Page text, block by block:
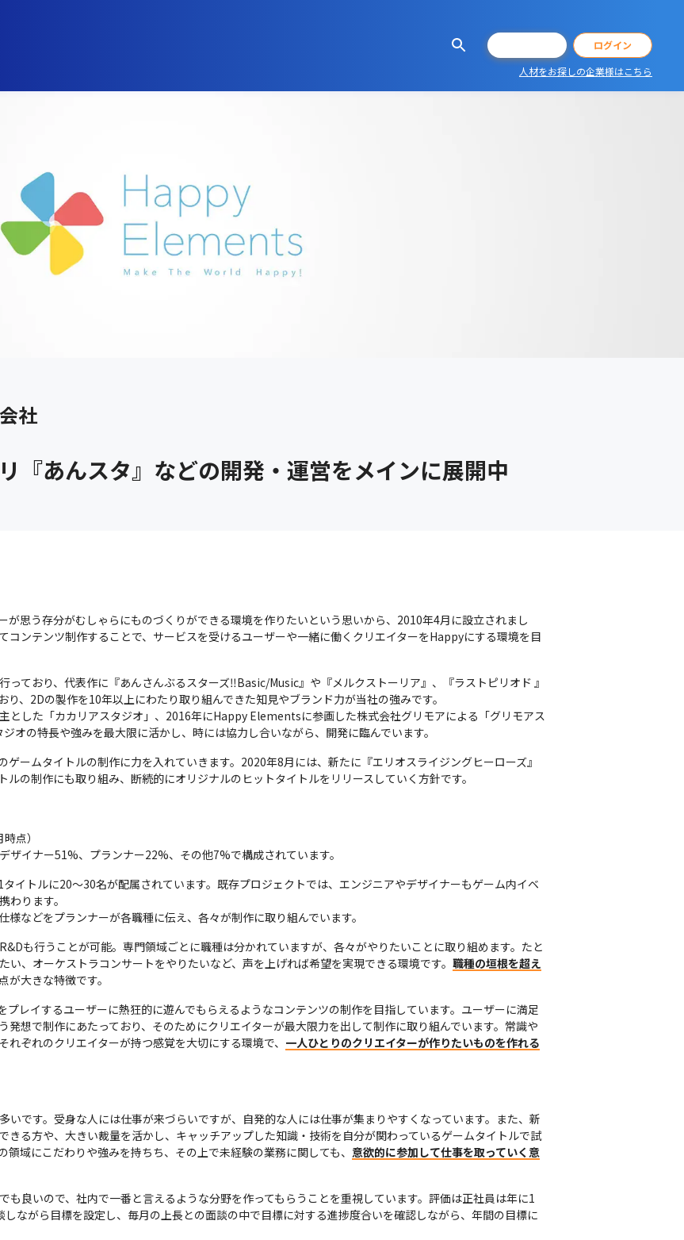
ログイン
人材をお探しの企業様はこちら
社
『あんスタ』などの開発・運営をメインに展開中
思う存分がむしゃらにものづくりができる環境を作りたいという思いから、2010年4月に設立されまし
コンテンツ制作することで、サービスを受けるユーザーや一緒に働くクリエイターをHappyにする環境を目
ており、代表作に『あんさんぶるスターズ‼Basic/Music』や『メルクストーリア』、『ラストピリオド 』
り、2Dの製作を10年以上にわたり取り組んできた知見やブランド力が当社の強みです。
とした「カカリアスタジオ」、2016年にHappy Elementsに参画した株式会社グリモアによる「グリモアス
オの特長や強みを最大限に活かし、時には協力し合いながら、開発に臨んでいます。
ームタイトルの制作に力を入れていきます。2020年8月には、新たに『エリオスライジングヒーローズ』
の制作にも取り組み、断続的にオリジナルのヒットタイトルをリリースしていく方針です。
点）
イナー51%、プランナー22%、その他7%で構成されています。
イトルに20～30名が配属されています。既存プロジェクトでは、エンジニアやデザイナーもゲーム内イベ
わります。
などをプランナーが各職種に伝え、各々が制作に取り組んでいます。
も行うことが可能。専門領域ごとに職種は分かれていますが、各々がやりたいことに取り組めます。たと
、オーケストラコンサートをやりたいなど、声を上げれば希望を実現できる環境です。 職種の垣根を超え
点が大きな特徴です。
プレイするユーザーに熱狂的に遊んでもらえるようなコンテンツの制作を目指しています。ユーザーに満足
発想で制作にあたっており、そのためにクリエイターが最大限力を出して制作に取り組んでいます。常識や
ぞれのクリエイターが持つ感覚を大切にする環境で、 一人ひとりのクリエイターが作りたいものを作れる
いです。受身な人には仕事が来づらいですが、自発的な人には仕事が集まりやすくなっています。また、新
きる方や、大きい裁量を活かし、キャッチアップした知識・技術を自分が関わっているゲームタイトルで試
域にこだわりや強みを持ちち、その上で未経験の業務に関しても、 意欲的に参加して仕事を取っていく意
も良いので、社内で一番と言えるような分野を作ってもらうことを重視しています。評価は正社員は年に1
ながら目標を設定し、毎月の上長との面談の中で目標に対する進捗度合いを確認しながら、年間の目標に